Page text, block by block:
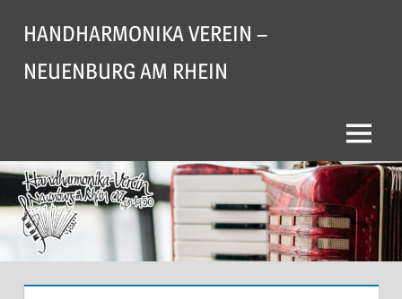
Inhalt
springen
HANDHARMONIKA VEREIN –
NEUENBURG AM RHEIN
Menü